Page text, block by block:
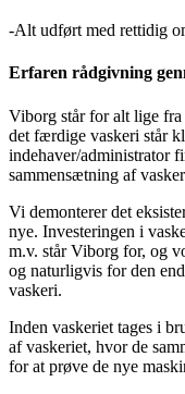
-​Alt udført med rettidig
Erfaren rådgivning
Viborg står for alt lige
det færdige vaskeri står
indehaver/administrator
sammensætning af
Vi demonterer det
nye. Investeringen i
m.v. står Viborg for, og
og naturligvis for den
vaskeri.
Inden vaskeriet tages i
af vaskeriet, hvor de
for at prøve de nye